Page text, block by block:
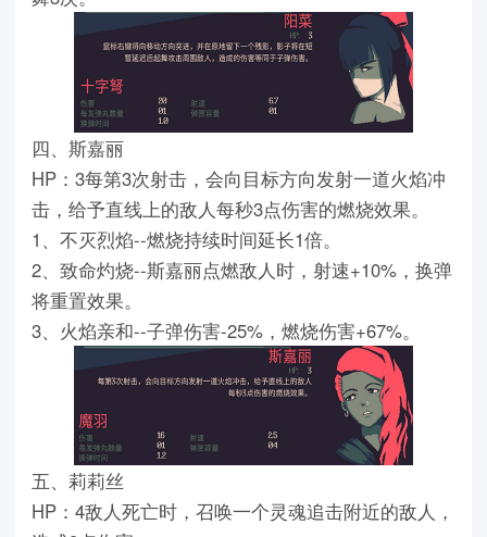
四、斯嘉丽
HP：3每第3次射击，会向目标方向发射一道火焰冲
击，给予直线上的敌人每秒3点伤害的燃烧效果。
1、不灭烈焰--燃烧持续时间延长1倍。
2、致命灼烧--斯嘉丽点燃敌人时，射速+10%，换弹
将重置效果。
3、火焰亲和--子弹伤害-25%，燃烧伤害+67%。
五、莉莉丝
HP：4敌人死亡时，召唤一个灵魂追击附近的敌人，